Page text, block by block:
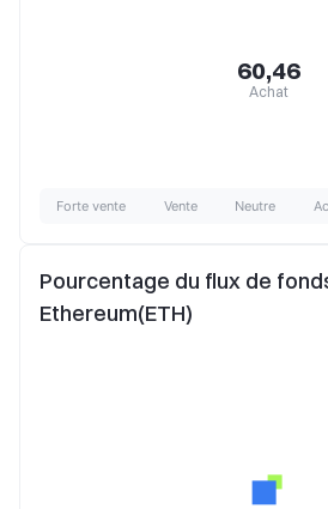
60,46
Achat
Forte vente Vente Neutre
Pourcentage du flux de
Ethereum(ETH)